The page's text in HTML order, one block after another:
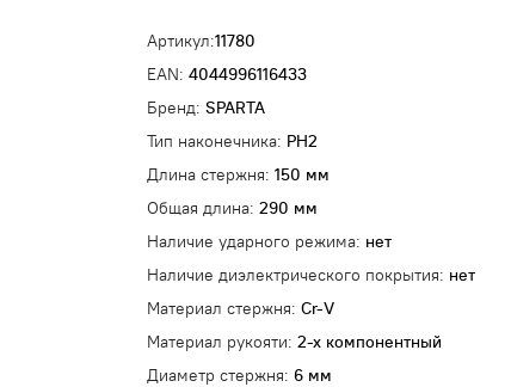
Артикул:11780
EAN: 4044996116433
Бренд: SPARTA
Тип наконечника: PH2
Длина стержня: 150 мм
Общая длина: 290 мм
Наличие ударного режима: нет
Наличие диэлектрического покрытия: нет
Материал стержня: Cr-V
Материал рукояти: 2-х компонентный
Диаметр стержня: 6 мм